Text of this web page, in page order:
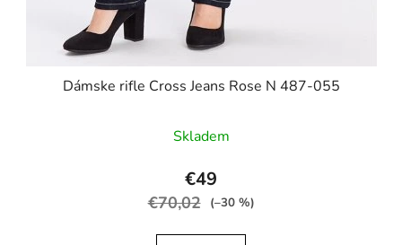
Dámske rifle Cross Jeans Rose N 487-055
Skladem
€49
€70,02 (–30 %)